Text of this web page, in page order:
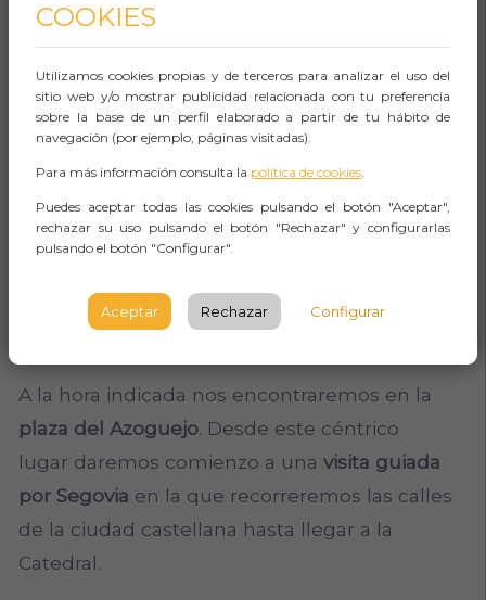
En esta visita guiada por Segoviarecorreremos
accederemos alinterior de la Catedral. ¡Esta
ciudad
Patrimonio de la Humanidad
A la hora indicada nos encontraremos en la
plaza del Azoguejo. Desde este céntrico
lugar daremos comienzo a una visita guiada
por Segovia en la que recorreremos las calles
de la ciudad castellana hasta llegar a la
Catedral.
COOKIES
Utilizamos cookies propias y de terceros para analizar el uso del
sitio web y/o mostrar publicidad relacionada con tu preferencia
sobre la base de un perfil elaborado a partir de tu hábito de
navegación (por ejemplo, páginas visitadas).
Para más información consulta la política de cookies.
Puedes aceptar todas las cookies pulsando el botón "Aceptar",
rechazar su uso pulsando el botón "Rechazar" y configurarlas
pulsando el botón "Configurar".
Aceptar Rechazar Configurar